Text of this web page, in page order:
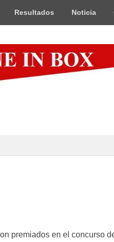
Resultados Noticia
premiados en el concurso